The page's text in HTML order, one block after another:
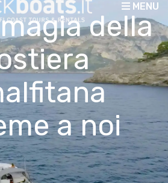
MENU
della
a noi